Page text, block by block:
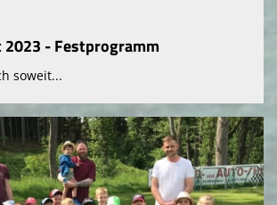
- Festprogramm
soweit...